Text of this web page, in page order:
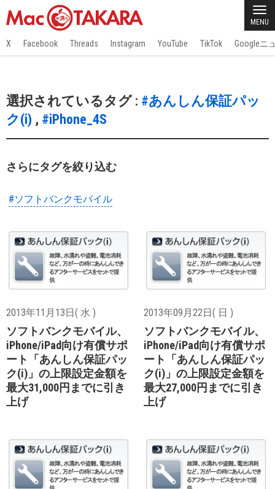
MENU
X Facebook Threads Instagram YouTube TikTok Googleニ
選択されているタグ : #あんしん保証パッ
ク(i) , #iPhone_4S
さらにタグを絞り込む
#ソフトバンクモバイル
2013年11月13日( 水 )
ソフトバンクモバイル、
iPhone/iPad向け有償サポ
ート「あんしん保証パッ
ク(i)」の上限設定金額を
最大31,000円までに引き
上げ
2013年09月22日( 日 )
ソフトバンクモバイル、
iPhone/iPad向け有償サポ
ート「あんしん保証パッ
ク(i)」の上限設定金額を
最大27,000円までに引き
上げ